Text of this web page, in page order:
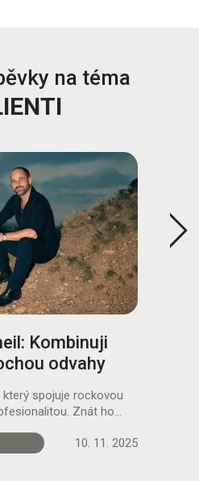
na téma
Kombinuji
odvahy
který spojuje rockovou
Znát ho...
10. 11. 2025